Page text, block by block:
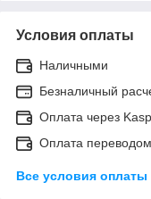
Условия оплаты
Наличными
Безналичный
Оплата через
Оплата
Все условия оплаты